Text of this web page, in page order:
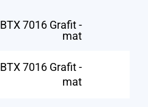
BTX 7016 Grafit -
mat
BTX 7016 Grafit -
mat